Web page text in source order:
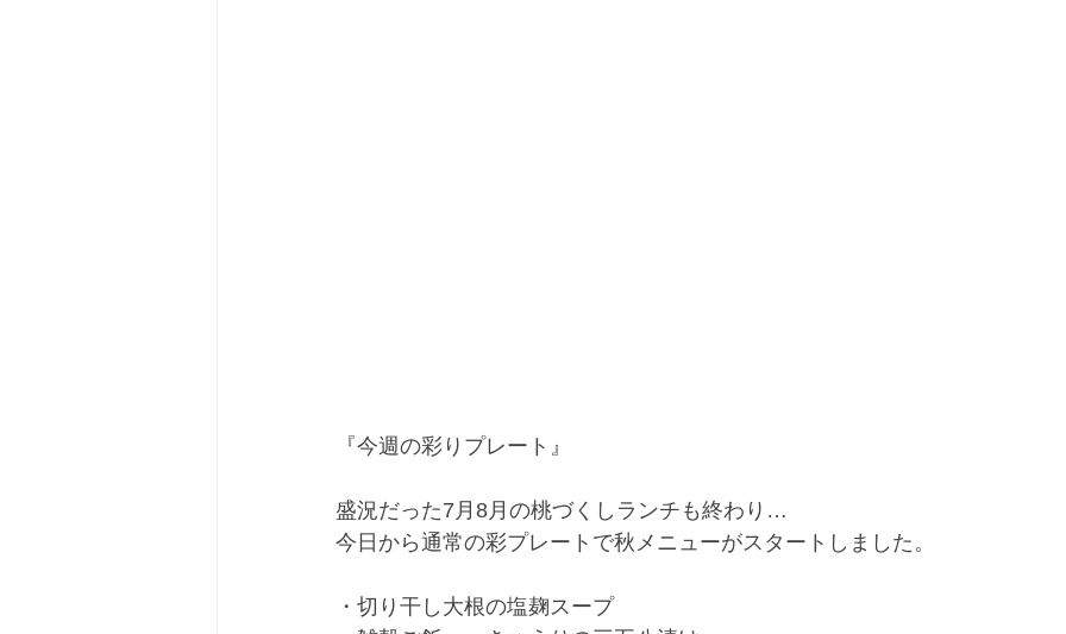
『今週の彩りプレート』
盛況だった7月8月の桃づくしランチも終わり…
今日から通常の彩プレートで秋メニューがスタートしました。
・切り干し大根の塩麹スープ